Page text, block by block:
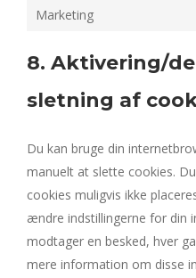
Marketing
8. Aktivering/
sletning af
Du kan bruge din
manuelt at slette cookies.
cookies muligvis ikke
ændre indstillingerne for din
modtager en besked, hver
mere information om disse